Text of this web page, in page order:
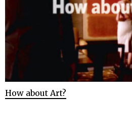
How about Art?